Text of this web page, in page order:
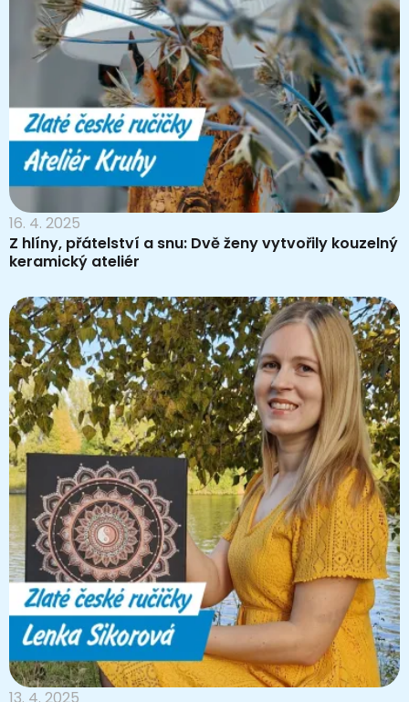
16. 4. 2025
Z hlíny, přátelství a snu: Dvě ženy vytvořily kouzelný
keramický ateliér
13. 4. 2025